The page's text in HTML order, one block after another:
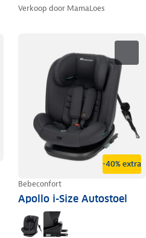
Verkoop door MamaLoes
-40% extra
Bebeconfort
Apollo i-Size Autostoel